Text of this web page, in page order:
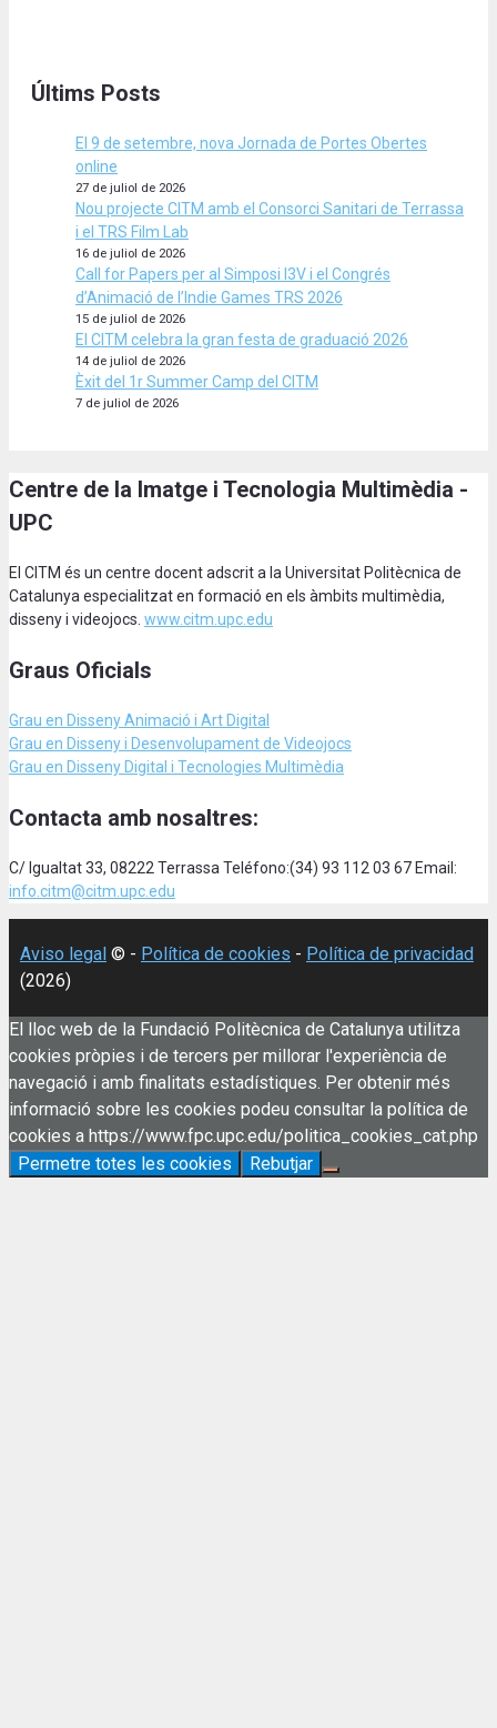
Últims Posts
El 9 de setembre, nova Jornada de Portes Obertes
online
27 de juliol de 2026
Nou projecte CITM amb el Consorci Sanitari de Terrassa
i el TRS Film Lab
16 de juliol de 2026
Call for Papers per al Simposi I3V i el Congrés
d’Animació de l’Indie Games TRS 2026
15 de juliol de 2026
El CITM celebra la gran festa de graduació 2026
14 de juliol de 2026
Èxit del 1r Summer Camp del CITM
7 de juliol de 2026
Centre de la Imatge i Tecnologia Multimèdia -
UPC
El CITM és un centre docent adscrit a la Universitat Politècnica de
Catalunya especialitzat en formació en els àmbits multimèdia,
disseny i videojocs. www.citm.upc.edu
Graus Oficials
Grau en Disseny Animació i Art Digital
Grau en Disseny i Desenvolupament de Videojocs
Grau en Disseny Digital i Tecnologies Multimèdia
Contacta amb nosaltres:
C/ Igualtat 33, 08222 Terrassa Teléfono:(34) 93 112 03 67 Email:
info.citm@citm.upc.edu
Aviso legal © - Política de cookies - Política de privacidad
(2026)
El lloc web de la Fundació Politècnica de Catalunya utilitza
cookies pròpies i de tercers per millorar l'experiència de
navegació i amb finalitats estadístiques. Per obtenir més
informació sobre les cookies podeu consultar la política de
cookies a https://www.fpc.upc.edu/politica_cookies_cat.php
Permetre totes les cookies
Rebutjar